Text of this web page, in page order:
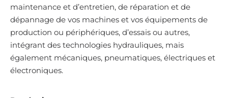
maintenance et d’entretien, de réparation et de
dépannage de vos machines et vos équipements de
production ou périphériques, d’essais ou autres,
intégrant des technologies hydrauliques, mais
également mécaniques, pneumatiques, électriques et
électroniques.